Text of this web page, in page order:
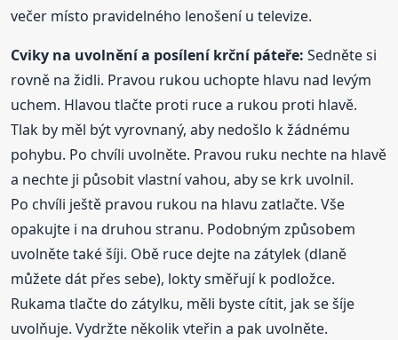
večer místo pravidelného lenošení u televize.
Cviky na uvolnění a posílení krční páteře: Sedněte si
rovně na židli. Pravou rukou uchopte hlavu nad levým
uchem. Hlavou tlačte proti ruce a rukou proti hlavě.
Tlak by měl být vyrovnaný, aby nedošlo k žádnému
pohybu. Po chvíli uvolněte. Pravou ruku nechte na hlavě
a nechte ji působit vlastní vahou, aby se krk uvolnil.
Po chvíli ještě pravou rukou na hlavu zatlačte. Vše
opakujte i na druhou stranu. Podobným způsobem
uvolněte také šíji. Obě ruce dejte na zátylek (dlaně
můžete dát přes sebe), lokty směřují k podložce.
Rukama tlačte do zátylku, měli byste cítit, jak se šíje
uvolňuje. Vydržte několik vteřin a pak uvolněte.